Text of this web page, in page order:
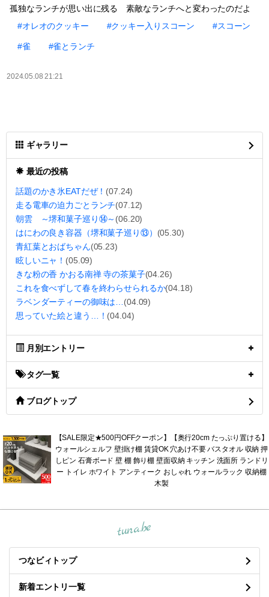
孤独なランチが思い出に残る 素敵なランチへと変わったのだよ
#オレオのクッキー
#クッキー入りスコーン #スコーン
#雀 #雀とランチ
2024.05.08 21:21
ギャラリー
最近の投稿
話題のかき氷EATだぜ！ (07.24)
走る電車の迫力ごとランチ(07.12)
朝雲 ～堺和菓子巡り⑭～ (06.20)
はにわの良き容器（堺和菓子巡り⑬） (05.30)
青紅葉とおばちゃん(05.23)
眩しいニャ！ (05.09)
きな粉の香 かおる南禅 寺の茶菓子(04.26)
これを食べずして春を終わらせられるか(04.18)
ラベンダーティーの御味は… (04.09)
思っていた絵と違う…！ (04.04)
月別エントリー
タグ一覧
ブログトップ
【SALE限定★500円OFFクーポン】【奥行20cm たっぷり置ける】
ウォールシェルフ 壁掛け棚 賃貸OK 穴あけ不要 バスタオル 収納 押
しピン 石膏ボード 壁 棚 飾り棚 壁面収納 キッチン 洗面所 ランドリ
ー トイレ ホワイト アンティーク おしゃれ ウォールラック 収納棚
木製
tuna.be
つなビィトップ
新着エントリ一覧